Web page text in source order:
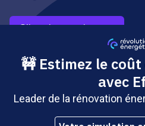
S’inscrire gratuitement
Copyright © Révolution
- Site édité par Saabre SAS,
Brakson